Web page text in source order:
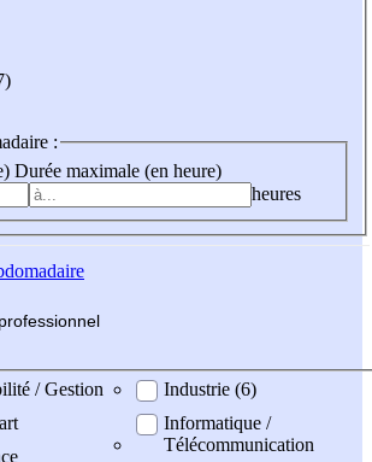
:
Durée maximale (en heure)
heures
fessionnel
/ Gestion
Industrie (6)
Informatique /
Télécommunication